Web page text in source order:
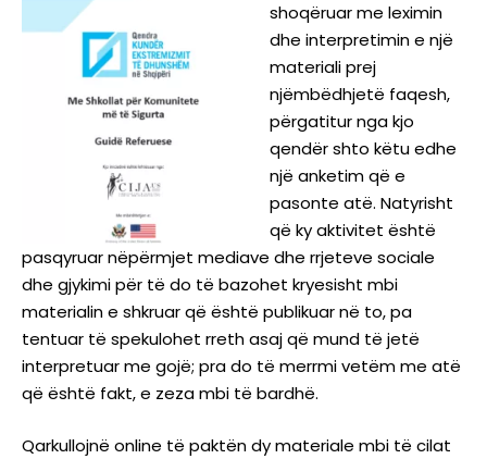
shoqëruar me leximin
dhe interpretimin e një
materiali prej
njëmbëdhjetë faqesh,
përgatitur nga kjo
qendër shto këtu edhe
një anketim që e
pasonte atë. Natyrisht
që ky aktivitet është
pasqyruar nëpërmjet mediave dhe rrjeteve sociale
dhe gjykimi për të do të bazohet kryesisht mbi
materialin e shkruar që është publikuar në to, pa
tentuar të spekulohet rreth asaj që mund të jetë
interpretuar me gojë; pra do të merrmi vetëm me atë
që është fakt, e zeza mbi të bardhë.
Qarkullojnë online të paktën dy materiale mbi të cilat